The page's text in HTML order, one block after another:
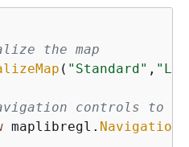
the map
( "Standard" ,
controls to
maplibregl.